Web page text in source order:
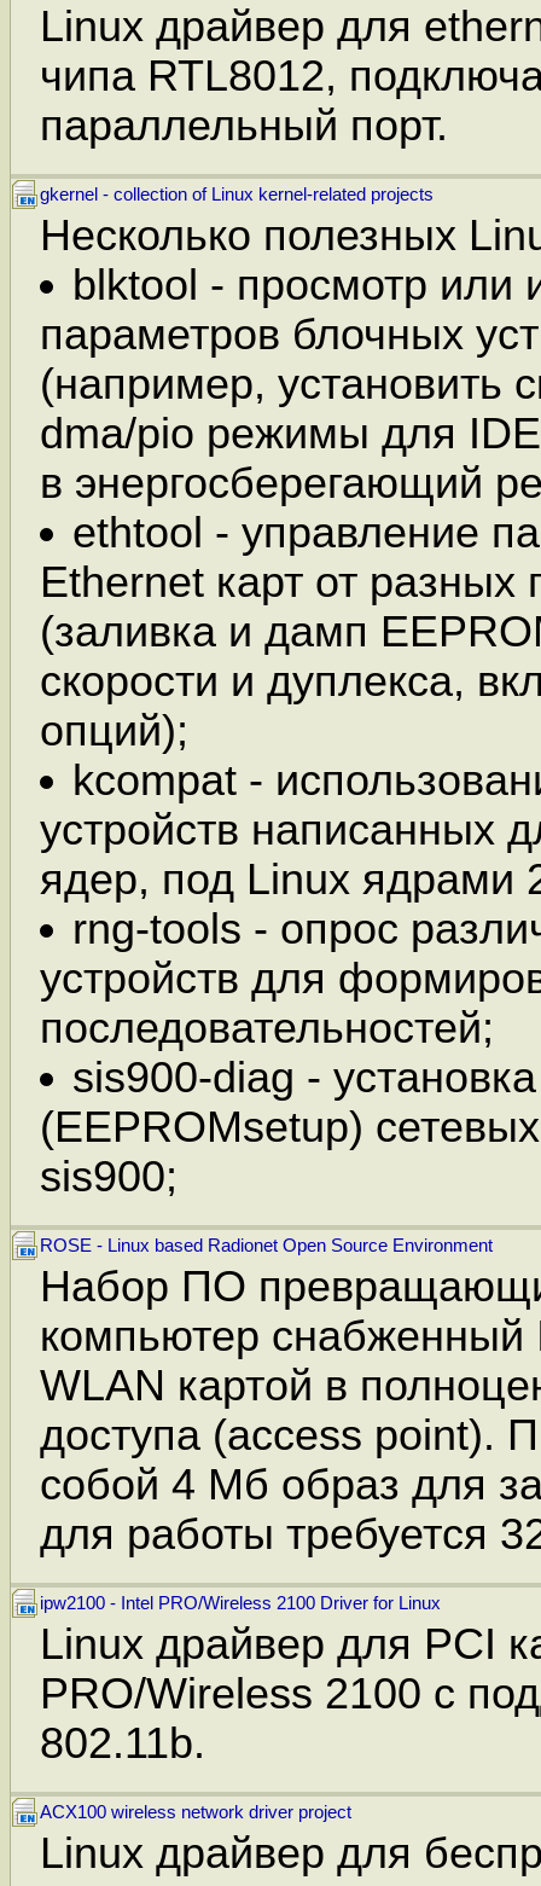
Linux драйвер для
чипа RTL8012,
параллельный порт.
gkernel - collection of Linux kernel-related projects
Несколько полезных
blktool - просмотр или
параметров блочных
(например, установить
dma/pio режимы для
в энергосберегающий
ethtool - управление
Ethernet карт от разных
(заливка и дамп
скорости и дуплекса,
опций);
kcompat -
устройств написанных
ядер, под Linux ядрами
rng-tools - опрос
устройств для
последовательностей;
sis900-diag -
(EEPROMsetup)
sis900;
ROSE - Linux based Radionet Open Source Environment
Набор ПО
компьютер снабженный
WLAN картой в
доступа (access point).
собой 4 Мб образ для
для работы требуется
ipw2100 - Intel PRO/Wireless 2100 Driver for Linux
Linux драйвер для PCI
PRO/Wireless 2100 с
802.11b.
ACX100 wireless network driver project
Linux драйвер для